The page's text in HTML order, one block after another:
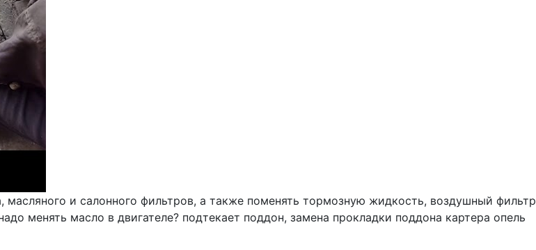
и салонного фильтров, а также поменять тормозную жидкость, воздушный фильтр
менять масло в двигателе? подтекает поддон, замена прокладки поддона картера опель